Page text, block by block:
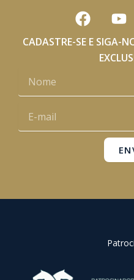
F
a
c
o
Y
o
u
t
e
CADASTRE-SE E SIGA-
mail